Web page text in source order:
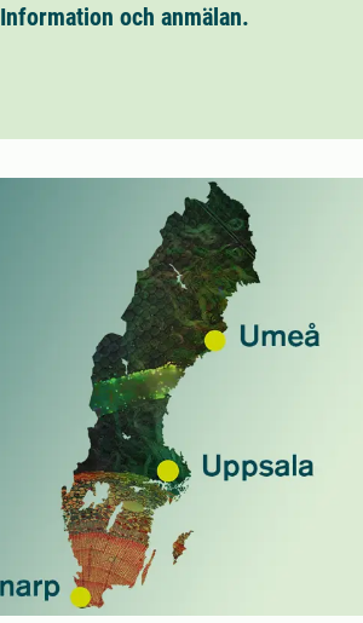
Information och anmälan.